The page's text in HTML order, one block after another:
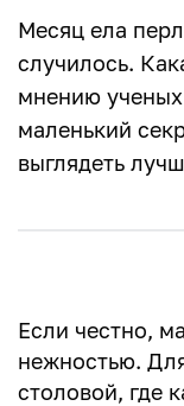
Месяц ела
случилось.
мнению ученых
маленький
выглядеть
Если честно,
нежностью.
столовой, где